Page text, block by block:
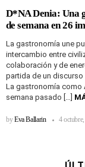
D*NA Denia: Una
de semana en 26
La gastronomía une
intercambio entre
colaboración y de
partida de un
La gastronomía como
semana pasado […]
byEva Ballarin 4